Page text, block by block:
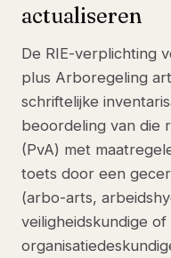
actualiseren
De RIE-verplichting
plus Arboregeling
schriftelijke
beoordeling van die
(PvA) met
toets door een
(arbo-arts,
veiligheidskundige